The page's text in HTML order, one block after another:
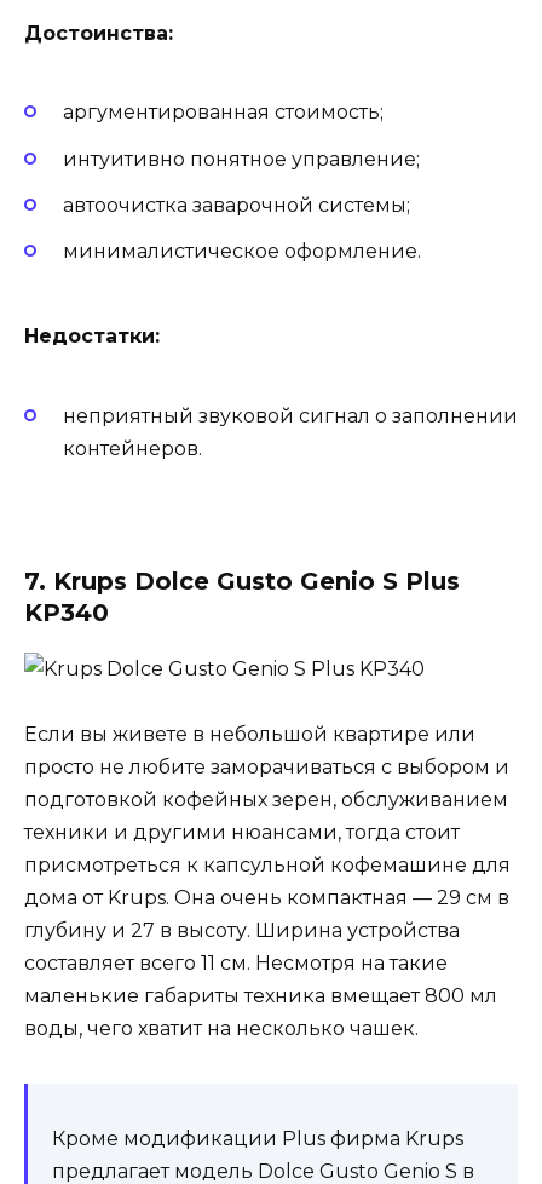
Достоинства:
аргументированная стоимость;
интуитивно понятное управление;
автоочистка заварочной системы;
минималистическое оформление.
Недостатки:
неприятный звуковой сигнал о заполнении
контейнеров.
7. Krups Dolce Gusto Genio S Plus
KP340
Если вы живете в небольшой квартире или
просто не любите заморачиваться с выбором и
подготовкой кофейных зерен, обслуживанием
техники и другими нюансами, тогда стоит
присмотреться к капсульной кофемашине для
дома от Krups. Она очень компактная — 29 см в
глубину и 27 в высоту. Ширина устройства
составляет всего 11 см. Несмотря на такие
маленькие габариты техника вмещает 800 мл
воды, чего хватит на несколько чашек.
Кроме модификации Plus фирма Krups
предлагает модель Dolce Gusto Genio S в